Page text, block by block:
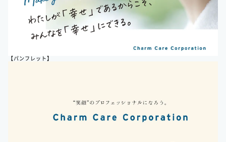
【パンフレット】